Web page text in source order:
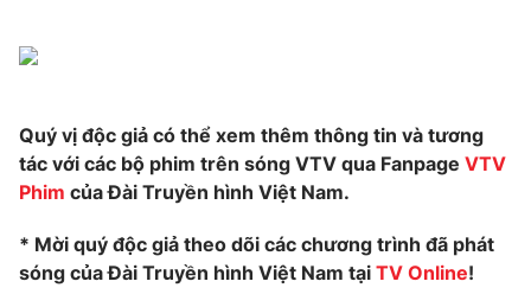
Quý vị độc giả có thể xem thêm thông tin và tương
tác với các bộ phim trên sóng VTV qua Fanpage VTV
Phim của Đài Truyền hình Việt Nam.
* Mời quý độc giả theo dõi các chương trình đã phát
sóng của Đài Truyền hình Việt Nam tại TV Online!